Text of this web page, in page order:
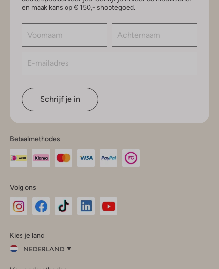
en maak kans op € 150,- shoptegoed.
Schrijf je in
Betaalmethodes
Volg ons
InstagramFacebook
Kies je land
NEDERLAND